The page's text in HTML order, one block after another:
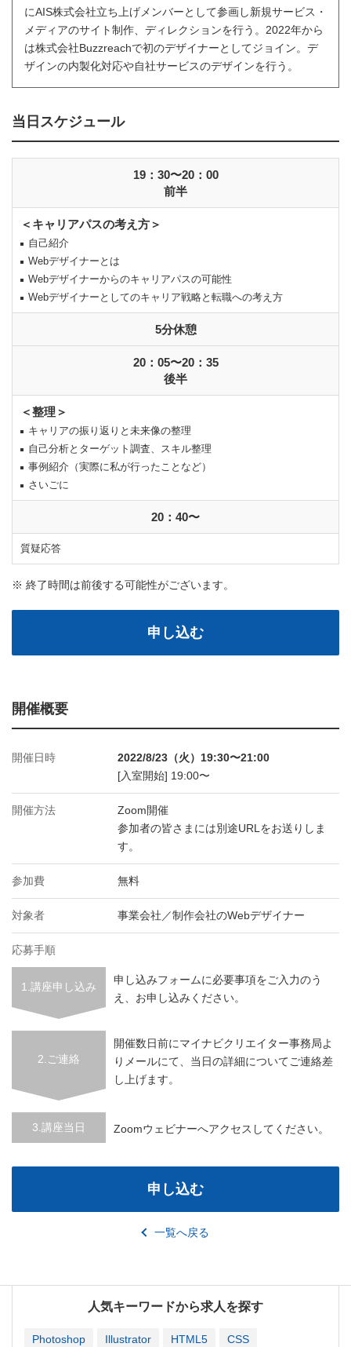
にAIS株式会社立ち上げメンバーとして参画し新規サービス・
メディアのサイト制作、ディレクションを行う。2022年から
は株式会社Buzzreachで初のデザイナーとしてジョイン。デ
ザインの内製化対応や自社サービスのデザインを行う。
当日スケジュール
19：30〜20：00
前半
＜キャリアパスの考え方＞
自己紹介
Webデザイナーとは
Webデザイナーからのキャリアパスの可能性
Webデザイナーとしてのキャリア戦略と転職への考え方
5分休憩
20：05〜20：35
後半
＜整理＞
キャリアの振り返りと未来像の整理
自己分析とターゲット調査、スキル整理
事例紹介（実際に私が行ったことなど）
さいごに
20：40〜
質疑応答
※ 終了時間は前後する可能性がございます。
申し込む
開催概要
開催日時
2022/8/23（火）19:30〜21:00
[入室開始] 19:00〜
開催方法
Zoom開催
参加者の皆さまには別途URLをお送りしま
す。
参加費 無料
対象者 事業会社／制作会社のWebデザイナー
応募手順
1.講座申し込み
申し込みフォームに必要事項をご入力のう
え、お申し込みください。
2.ご連絡
開催数日前にマイナビクリエイター事務局よ
りメールにて、当日の詳細についてご連絡差
し上げます。
3.講座当日 Zoomウェビナーへアクセスしてください。
申し込む
一覧へ戻る
人気キーワードから求人を探す
Photoshop Illustrator HTML5 CSS